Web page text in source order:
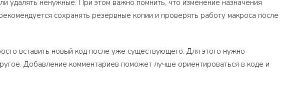
удалять ненужные. При этом важно помнить, что изменение назначения
сохранять резервные копии и проверять работу макроса после
вставить новый код после уже существующего. Для этого нужно
Добавление комментариев поможет лучше ориентироваться в коде и